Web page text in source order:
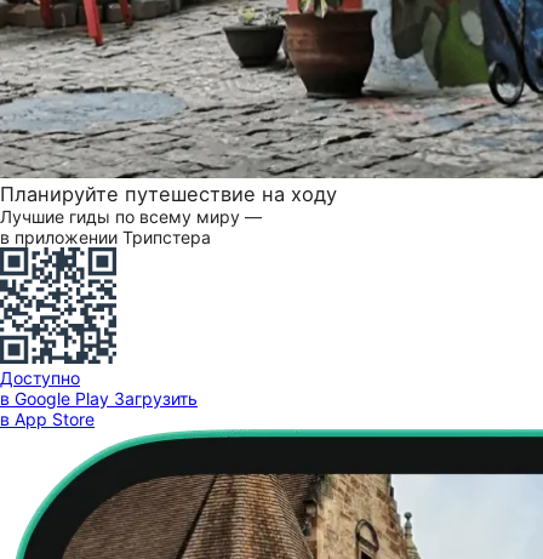
Планируйте путешествие на ходу
Лучшие гиды по всему миру —
в приложении Трипстера
Доступно
в Google Play Загрузить
в App Store